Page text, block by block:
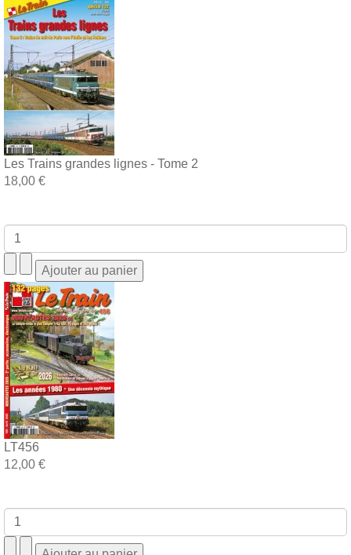
Les Trains grandes lignes - Tome 2
18,00 €
LT456
12,00 €